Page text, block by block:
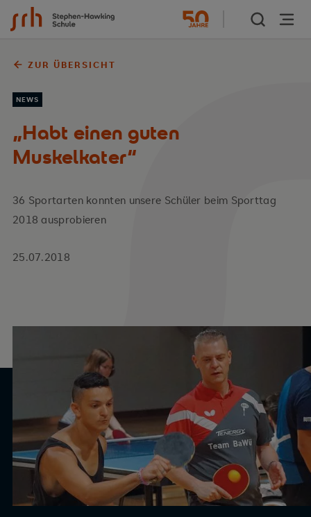
Zum Inhalt springen
ZUR ÜBERSICHT
NEWS
„Habt einen guten
Muskelkater“
25.07.2018
36 Sportarten konnten unsere Schüler beim Sporttag
2018 ausprobieren